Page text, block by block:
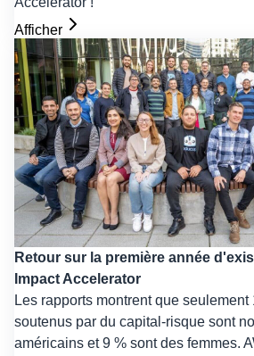
Afficher
Retour sur la première année
Impact Accelerator
Les rapports montrent que
soutenus par du capital-risque sont
américains et 9 % sont des femmes.